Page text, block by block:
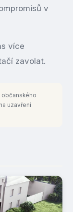
v
více
zavolat.
občanského
uzavření